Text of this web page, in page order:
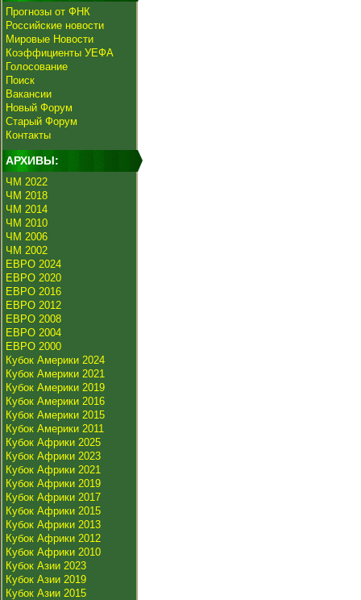
Прогнозы от ФНК
Российские новости
Мировые Новости
Коэффициенты УЕФА
Голосование
Поиск
Вакансии
Новый Форум
Старый Форум
Контакты
АРХИВЫ:
ЧМ 2022
ЧМ 2018
ЧМ 2014
ЧМ 2010
ЧМ 2006
ЧМ 2002
ЕВРО 2024
ЕВРО 2020
ЕВРО 2016
ЕВРО 2012
ЕВРО 2008
ЕВРО 2004
ЕВРО 2000
Кубок Америки 2024
Кубок Америки 2021
Кубок Америки 2019
Кубок Америки 2016
Кубок Америки 2015
Кубок Америки 2011
Кубок Африки 2025
Кубок Африки 2023
Кубок Африки 2021
Кубок Африки 2019
Кубок Африки 2017
Кубок Африки 2015
Кубок Африки 2013
Кубок Африки 2012
Кубок Африки 2010
Кубок Азии 2023
Кубок Азии 2019
Кубок Азии 2015